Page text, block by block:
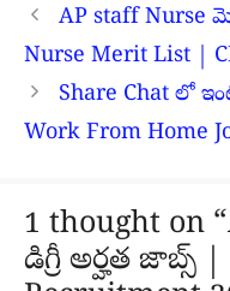
AP staff Nurse
Nurse Merit List |
Share Chat లో
Work From Home
1 thought on
డిగ్రీ అర్హత జాబ్స్